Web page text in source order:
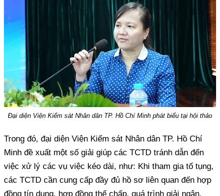
Đại diện Viện Kiểm sát Nhân dân TP. Hồ Chí Minh phát biểu tại hội thảo
Trong đó, đại diện Viện Kiểm sát Nhân dân TP. Hồ Chí
Minh đề xuất một số giải giúp các TCTD tránh dẫn đến
việc xử lý các vụ việc kéo dài, như: Khi tham gia tố tụng,
các TCTD cần cung cấp đầy đủ hồ sơ liên quan đến hợp
đồng tín dụng, hợp đồng thế chấp, quá trình giải ngân,